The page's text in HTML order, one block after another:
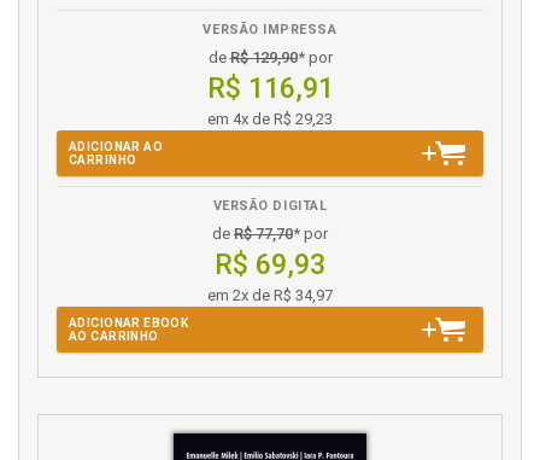
VERSÃO IMPRESSA
deR$ 129,90* por
R$ 116,91
em 4x de R$ 29,23
ADICIONAR AO
CARRINHO
VERSÃO DIGITAL
de R$ 77,70* por
R$ 69,93
em 2x de R$ 34,97
ADICIONAR EBOOK
AO CARRINHO